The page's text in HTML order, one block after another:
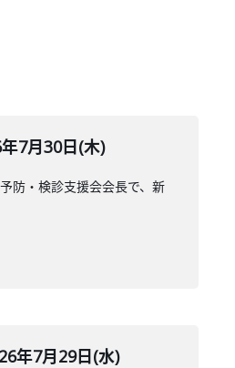
7月30日(木)
防・検診支援会会長で、新
年7月29日(水)